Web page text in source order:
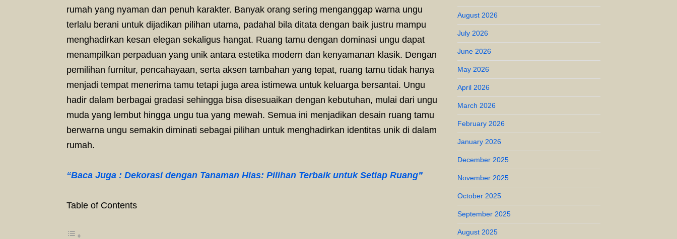
rumah yang nyaman dan penuh karakter. Banyak orang sering menganggap warna ungu
terlalu berani untuk dijadikan pilihan utama, padahal bila ditata dengan baik justru mampu
menghadirkan kesan elegan sekaligus hangat. Ruang tamu dengan dominasi ungu dapat
menampilkan perpaduan yang unik antara estetika modern dan kenyamanan klasik. Dengan
pemilihan furnitur, pencahayaan, serta aksen tambahan yang tepat, ruang tamu tidak hanya
menjadi tempat menerima tamu tetapi juga area istimewa untuk keluarga bersantai. Ungu
hadir dalam berbagai gradasi sehingga bisa disesuaikan dengan kebutuhan, mulai dari ungu
muda yang lembut hingga ungu tua yang mewah. Semua ini menjadikan desain ruang tamu
berwarna ungu semakin diminati sebagai pilihan untuk menghadirkan identitas unik di dalam
rumah.
“Baca Juga : Dekorasi dengan Tanaman Hias: Pilihan Terbaik untuk Setiap Ruang”
Table of Contents
August 2026
July 2026
June 2026
May 2026
April 2026
March 2026
February 2026
January 2026
December 2025
November 2025
October 2025
September 2025
August 2025